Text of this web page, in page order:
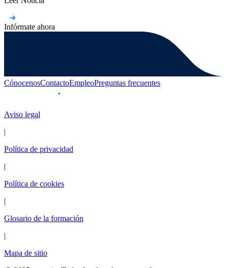
Infórmate ahora
CónocenosContactoEmpleoPreguntas frecuentes
Aviso legal
|
Política de privacidad
|
Política de cookies
|
Glosario de la formación
|
Mapa de sitio